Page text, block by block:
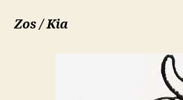
Zos / Kia